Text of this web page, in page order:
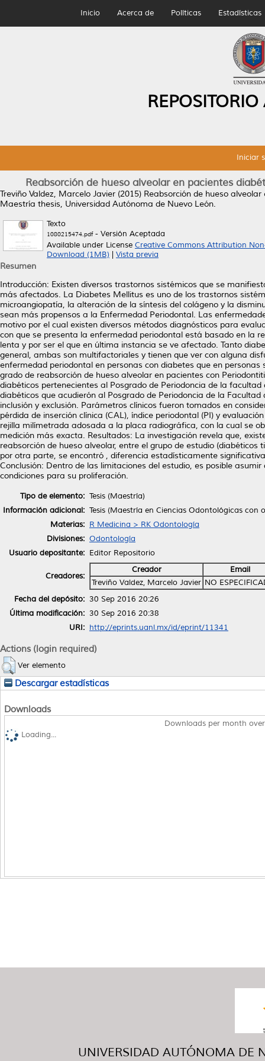
Inicio Acerca de Políticas Estadísticas
Iniciar
Reabsorción de hueso alveolar en pacientes
Treviño Valdez, Marcelo Javier (2015) Reabsorción de hueso
Maestría thesis, Universidad Autónoma de Nuevo León.
Texto
1080215474.pdf- Versión Aceptada
Available under License Creative Commons Attribution
Download (1MB)
Vista previa
Resumen
Introducción: Existen diversos trastornos sistémicos que se
más afectados. La Diabetes Mellitus es uno de los trastornos
microangiopatía, la alteración de la síntesis del colágeno y la
sean más propensos a la Enfermedad Periodontal. Las
motivo por el cual existen diversos métodos diagnósticos para
con que se presenta la enfermedad periodontal está basado en la
lenta y por ser el que en última instancia se ve afectado. Tanto
general, ambas son multifactoriales y tienen que ver con alguna
enfermedad periodontal en personas con diabetes que en
grado de reabsorción de hueso alveolar en pacientes con
diabéticos pertenecientes al Posgrado de Periodoncia de la
diabéticos que acudierón al Posgrado de Periodoncia de la
inclusión y exclusión. Parámetros clínicos fueron tomados en
pérdida de inserción clínica (CAL), índice periodontal (PI) y
rejilla milímetrada adosada a la placa radiográfica, con la cual se
medición más exacta. Resultados: La investigación revela que,
reabsorción de hueso alveolar, entre el grupo de estudio
por otra parte, se encontró , diferencia estadísticamente
Conclusión: Dentro de las limitaciones del estudio, es posible
condiciones para su proliferación.
Tipo de elemento: Tesis (Maestría)
Información adicional: Tesis (Maestría en Ciencias Odontológicas
Materias: R Medicina > RK Odontología
Divisiones: Odontología
Usuario depositante: Editor Repositorio
Creadores:
Creador
Email
Treviño Valdez, Marcelo Javier NO
Fecha del depósito: 30 Sep 2016 20:26
Última modificación: 30 Sep 2016 20:38
URI: http://eprints.uanl.mx/id/eprint/11341
Actions (login required)
Ver elemento
Descargar estadísticas
Downloads
Downloads per month
Loading...
UNIVERSIDAD AUTÓNOMA DE